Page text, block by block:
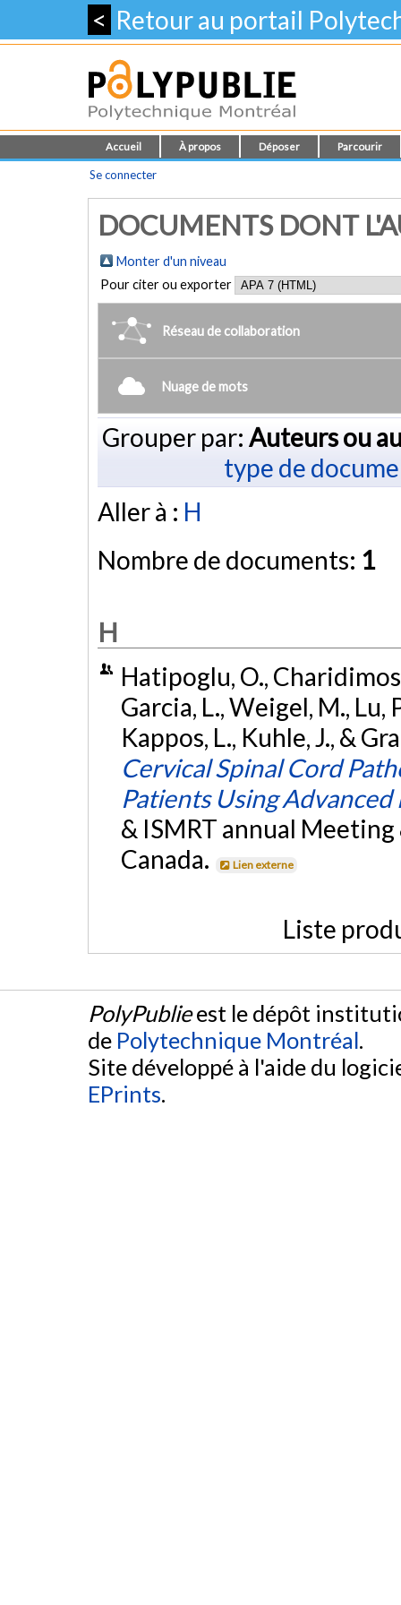
< Retour au portail
Accueil À propos Déposer Parcourir
Se connecter
DOCUMENTS DONT
Monter d'un niveau
Pour citer ou exporter
Réseau de collaboration
Nuage de mots
Grouper par: Auteurs ou
type de
Aller à : H
Nombre de documents: 1
H
Hatipoglu, O.,
Garcia, L., Weigel, M., Lu,
Kappos, L., Kuhle, J., &
Cervical Spinal Cord
Patients Using Advanced
& ISMRT annual
Canada.
Lien externe
Liste
PolyPublieest le dépôt
de Polytechnique Montréal.
Site développé à l'aide du
EPrints.